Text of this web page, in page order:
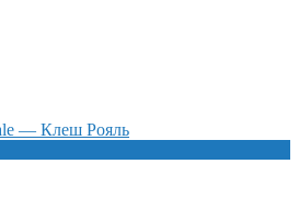
— Клеш Рояль